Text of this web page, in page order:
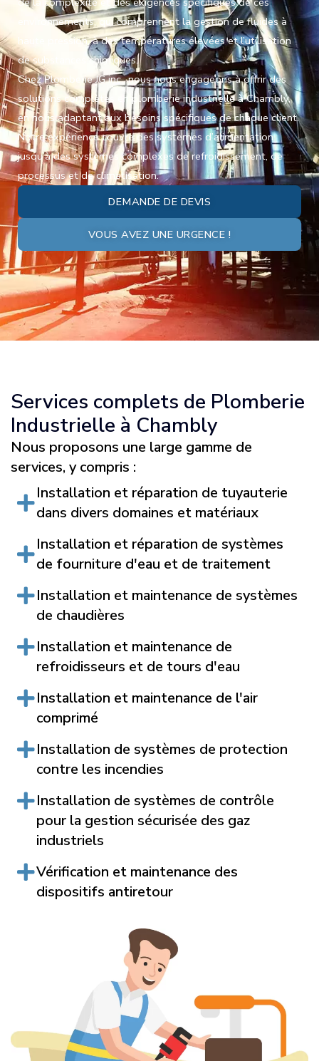
environnements, qui comprennent la gestion de fluides à
haute pression, à des températures élevées et l’utilisation
de substances chimiques.
Chez Plomberie JG inc., nous nous engageons à offrir des
solutions complètes en plomberie industrielle à Chambly,
en nous adaptant aux besoins spécifiques de chaque client.
Notre expérience couvre des systèmes d’alimentation
jusqu’à des systèmes complexes de refroidissement, de
processus et de climatisation.
DEMANDE DE DEVIS
VOUS AVEZ UNE URGENCE !
Services complets de Plomberie
Industrielle à Chambly
Nous proposons une large gamme de
services, y compris :
Installation et réparation de tuyauterie
dans divers domaines et matériaux
Installation et réparation de systèmes
de fourniture d'eau et de traitement
Installation et maintenance de systèmes
de chaudières
Installation et maintenance de
refroidisseurs et de tours d'eau
Installation et maintenance de l'air
comprimé
Installation de systèmes de protection
contre les incendies
Installation de systèmes de contrôle
pour la gestion sécurisée des gaz
industriels
Vérification et maintenance des
dispositifs antiretour